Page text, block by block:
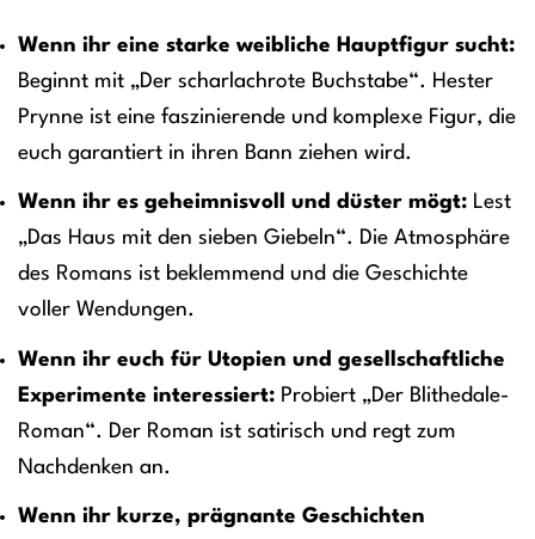
Wenn ihr eine starke weibliche Hauptfigur sucht:
Beginnt mit „Der scharlachrote Buchstabe“. Hester
Prynne ist eine faszinierende und komplexe Figur, die
euch garantiert in ihren Bann ziehen wird.
Wenn ihr es geheimnisvoll und düster mögt: Lest
„Das Haus mit den sieben Giebeln“. Die Atmosphäre
des Romans ist beklemmend und die Geschichte
voller Wendungen.
Wenn ihr euch für Utopien und gesellschaftliche
Experimente interessiert: Probiert „Der Blithedale-
Roman“. Der Roman ist satirisch und regt zum
Nachdenken an.
Wenn ihr kurze, prägnante Geschichten